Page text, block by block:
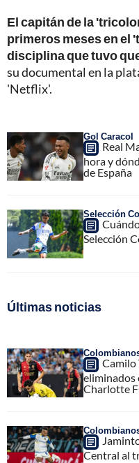
El capitán de la
primeros meses en el
disciplina que tuvo
su documental en la
'Netflix'.
Gol Caracol
Real
hora y
de España
Selección
Selección
Últimas noticias
Camilo
eliminados
Charlotte
Central al